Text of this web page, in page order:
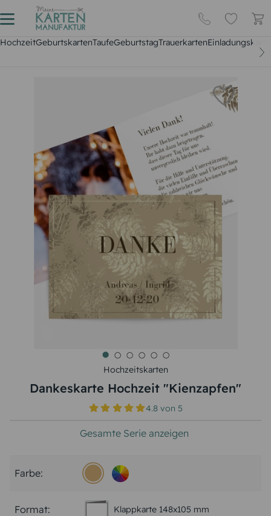
HochzeitGeburtskartenTaufeGeburtstagTrauerkarten
Hochzeitskarten
Dankeskarte Hochzeit "Kienzapfen"
4.8 von5
Gesamte Serie anzeigen
Farbe:
Format: Klappkarte 148x105 mm